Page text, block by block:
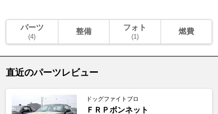
パーツ
(4)
整備 フォト
(1)
燃費
直近のパーツレビュー
ドッグファイトプロ
ＦＲＰボンネット